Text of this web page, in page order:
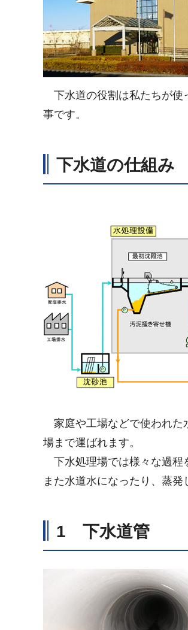
下水道の役割は私たちが使
事です。
下水道の仕組み
家庭や工場などで使われた
場まで運ばれます。
下水処理場では様々な過程
また水道水になったり、蒸発
1 下水道管